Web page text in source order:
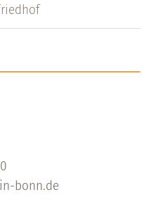
bonn.de